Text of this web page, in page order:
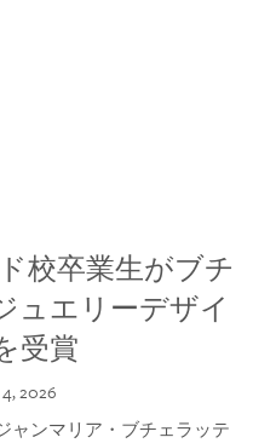
校卒業生がブチ
ュエリーデザイ
受賞
2026
ャンマリア・ブチェラッテ